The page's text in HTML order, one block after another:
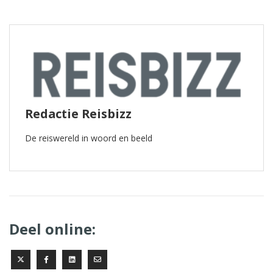
Redactie Reisbizz
De reiswereld in woord en beeld
Deel online: